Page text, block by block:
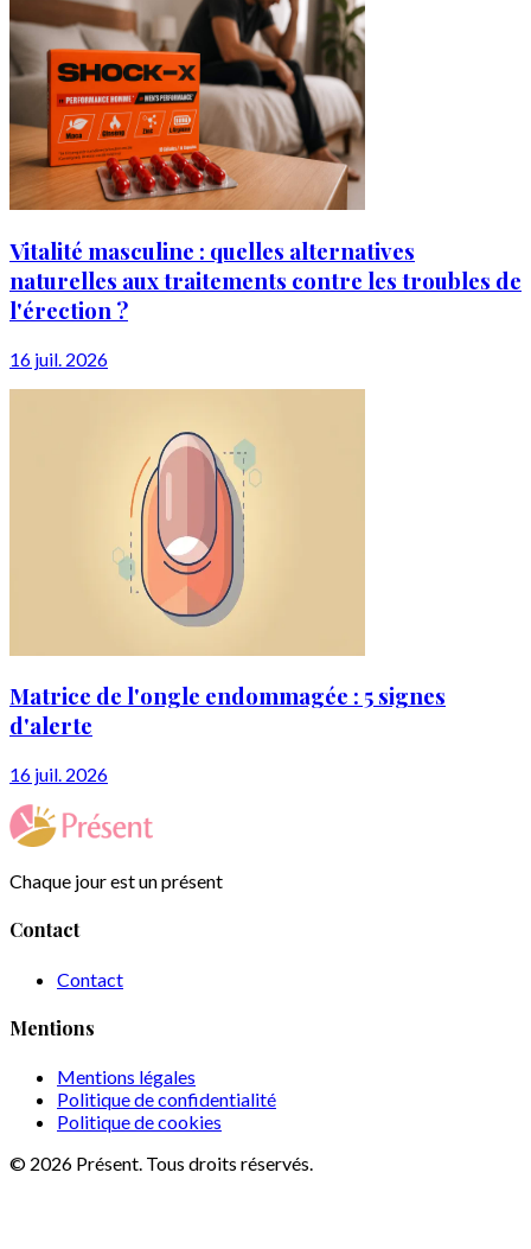
Vitalité masculine : quelles alternatives
naturelles aux traitements contre les troubles de
l'érection ?
16 juil. 2026
Matrice de l'ongle endommagée : 5 signes
d'alerte
16 juil. 2026
Chaque jour est un présent
Contact
Contact
Mentions
Mentions légales
Politique de confidentialité
Politique de cookies
© 2026 Présent. Tous droits réservés.